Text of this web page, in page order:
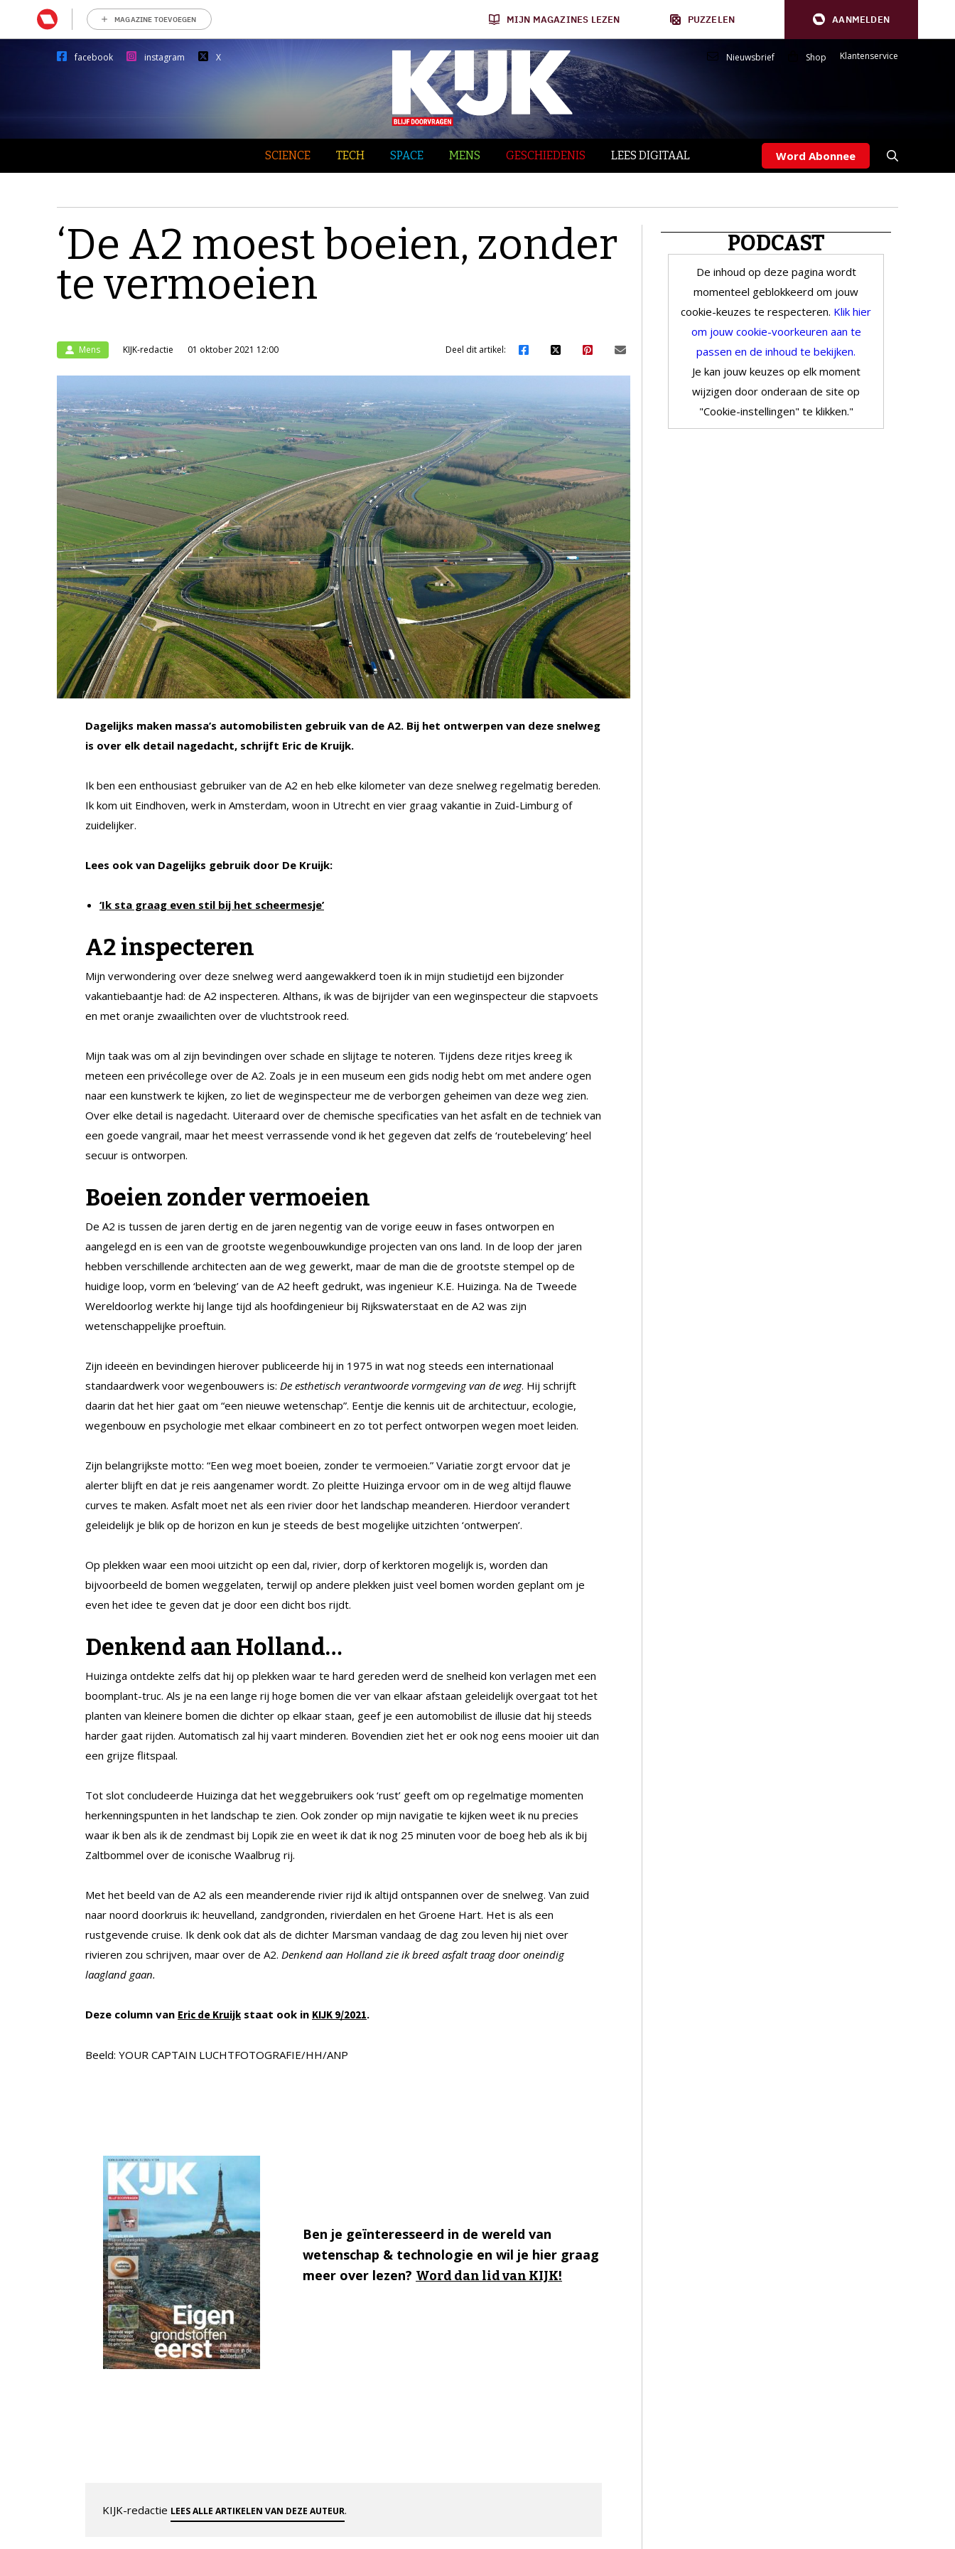
MAGAZINE TOEVOEGEN MIJN MAGAZINES LEZEN PUZZELEN AANMELDEN
facebook instagram X Nieuwsbrief Shop Klantenservice
SCIENCE TECH SPACE MENS GESCHIEDENIS LEES DIGITAAL Word Abonnee
‘De A2 moest boeien, zonder
te vermoeien
Mens KIJK-redactie 01 oktober 2021 12:00 Deel dit artikel:
Dagelijks maken massa’s automobilisten gebruik van de A2. Bij het ontwerpen van deze snelweg
is over elk detail nagedacht, schrijft Eric de Kruijk.
Ik ben een enthousiast gebruiker van de A2 en heb elke kilometer van deze snelweg regelmatig bereden.
Ik kom uit Eindhoven, werk in Amsterdam, woon in Utrecht en vier graag vakantie in Zuid-Limburg of
zuidelijker.
Lees ook van Dagelijks gebruik door De Kruijk:
‘Ik sta graag even stil bij het scheermesje’
A2 inspecteren
Mijn verwondering over deze snelweg werd aangewakkerd toen ik in mijn studietijd een bijzonder
vakantiebaantje had: de A2 inspecteren. Althans, ik was de bijrijder van een weginspecteur die stapvoets
en met oranje zwaailichten over de vluchtstrook reed.
Mijn taak was om al zijn bevindingen over schade en slijtage te noteren. Tijdens deze ritjes kreeg ik
meteen een privécollege over de A2. Zoals je in een museum een gids nodig hebt om met andere ogen
naar een kunstwerk te kijken, zo liet de weginspecteur me de verborgen geheimen van deze weg zien.
Over elke detail is nagedacht. Uiteraard over de chemische specificaties van het asfalt en de techniek van
een goede vangrail, maar het meest verrassende vond ik het gegeven dat zelfs de ‘routebeleving’ heel
secuur is ontworpen.
Boeien zonder vermoeien
De A2 is tussen de jaren dertig en de jaren negentig van de vorige eeuw in fases ontworpen en
aangelegd en is een van de grootste wegenbouwkundige projecten van ons land. In de loop der jaren
hebben verschillende architecten aan de weg gewerkt, maar de man die de grootste stempel op de
huidige loop, vorm en ‘beleving’ van de A2 heeft gedrukt, was ingenieur K.E. Huizinga. Na de Tweede
Wereldoorlog werkte hij lange tijd als hoofdingenieur bij Rijkswaterstaat en de A2 was zijn
wetenschappelijke proeftuin.
Zijn ideeën en bevindingen hierover publiceerde hij in 1975 in wat nog steeds een internationaal
standaardwerk voor wegenbouwers is: De esthetisch verantwoorde vormgeving van de weg. Hij schrijft
daarin dat het hier gaat om “een nieuwe wetenschap”. Eentje die kennis uit de architectuur, ecologie,
wegenbouw en psychologie met elkaar combineert en zo tot perfect ontworpen wegen moet leiden.
Zijn belangrijkste motto: “Een weg moet boeien, zonder te vermoeien.” Variatie zorgt ervoor dat je
alerter blijft en dat je reis aangenamer wordt. Zo pleitte Huizinga ervoor om in de weg altijd flauwe
curves te maken. Asfalt moet net als een rivier door het landschap meanderen. Hierdoor verandert
geleidelijk je blik op de horizon en kun je steeds de best mogelijke uitzichten ‘ontwerpen’.
Op plekken waar een mooi uitzicht op een dal, rivier, dorp of kerktoren mogelijk is, worden dan
bijvoorbeeld de bomen weggelaten, terwijl op andere plekken juist veel bomen worden geplant om je
even het idee te geven dat je door een dicht bos rijdt.
Denkend aan Holland…
Huizinga ontdekte zelfs dat hij op plekken waar te hard gereden werd de snelheid kon verlagen met een
boomplant-truc. Als je na een lange rij hoge bomen die ver van elkaar afstaan geleidelijk overgaat tot het
planten van kleinere bomen die dichter op elkaar staan, geef je een automobilist de illusie dat hij steeds
harder gaat rijden. Automatisch zal hij vaart minderen. Bovendien ziet het er ook nog eens mooier uit dan
een grijze flitspaal.
Tot slot concludeerde Huizinga dat het weggebruikers ook ‘rust’ geeft om op regelmatige momenten
herkenningspunten in het landschap te zien. Ook zonder op mijn navigatie te kijken weet ik nu precies
waar ik ben als ik de zendmast bij Lopik zie en weet ik dat ik nog 25 minuten voor de boeg heb als ik bij
Zaltbommel over de iconische Waalbrug rij.
Met het beeld van de A2 als een meanderende rivier rijd ik altijd ontspannen over de snelweg. Van zuid
naar noord doorkruis ik: heuvelland, zandgronden, rivierdalen en het Groene Hart. Het is als een
rustgevende cruise. Ik denk ook dat als de dichter Marsman vandaag de dag zou leven hij niet over
rivieren zou schrijven, maar over de A2. Denkend aan Holland zie ik breed asfalt traag door oneindig
laagland gaan.
Deze column van Eric de Kruijk staat ook in KIJK 9/2021.
Beeld: YOUR CAPTAIN LUCHTFOTOGRAFIE/HH/ANP
Ben je geïnteresseerd in de wereld van
wetenschap & technologie en wil je hier graag
meer over lezen? Word dan lid van KIJK!
KIJK-redactie LEES ALLE ARTIKELEN VAN DEZE AUTEUR.
PODCAST
De inhoud op deze pagina wordt
momenteel geblokkeerd om jouw
cookie-keuzes te respecteren. Klik hier
om jouw cookie-voorkeuren aan te
passen en de inhoud te bekijken.
Je kan jouw keuzes op elk moment
wijzigen door onderaan de site op
"Cookie-instellingen" te klikken."